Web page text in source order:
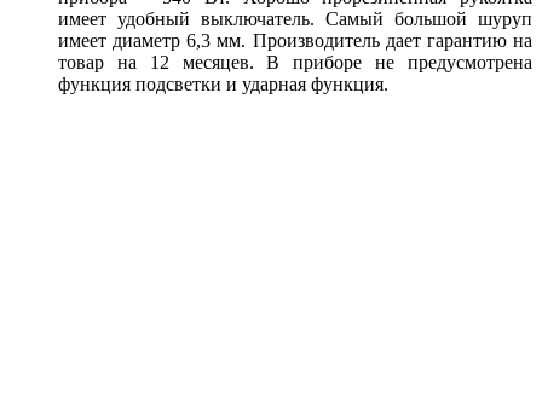
имеет удобный выключатель. Самый большой шуруп
имеет диаметр 6,3 мм. Производитель дает гарантию на
товар на 12 месяцев. В приборе не предусмотрена
функция подсветки и ударная функция.